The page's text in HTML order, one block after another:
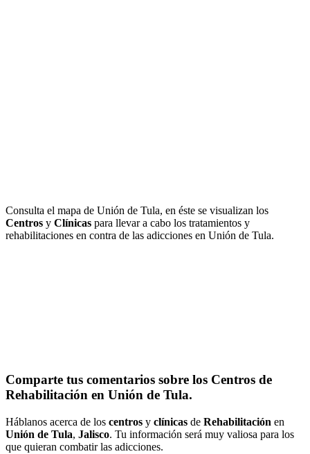
Consulta el mapa de Unión de Tula, en éste se visualizan los
Centros y Clínicas para llevar a cabo los tratamientos y
rehabilitaciones en contra de las adicciones en Unión de Tula.
Comparte tus comentarios sobre los Centros de
Rehabilitación en Unión de Tula.
Háblanos acerca de los centros y clínicas de Rehabilitación en
Unión de Tula, Jalisco. Tu información será muy valiosa para los
que quieran combatir las adicciones.